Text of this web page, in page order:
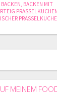
BACKEN, BACKEN MIT
PRASSELKUCHEN
MEINEM